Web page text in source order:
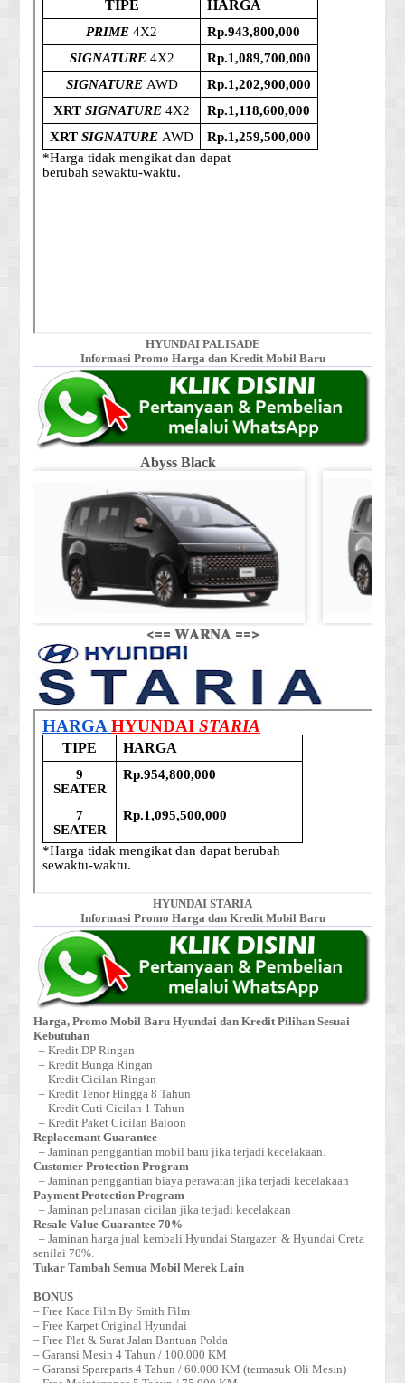
HYUNDAI PALISADE
Informasi Promo Harga dan Kredit Mobil Baru
Abyss Black
<== 𝐖𝐀𝐑𝐍𝐀 ==>
HYUNDAI STARIA
Informasi Promo Harga dan Kredit Mobil Baru
Harga, Promo Mobil Baru Hyundai dan Kredit Pilihan Sesuai
Kebutuhan
– Kredit DP Ringan
– Kredit Bunga Ringan
– Kredit Cicilan Ringan
– Kredit Tenor Hingga 8 Tahun
– Kredit Cuti Cicilan 1 Tahun
– Kredit Paket Cicilan Baloon
Replacemant Guarantee
– Jaminan penggantian mobil baru jika terjadi kecelakaan.
Customer Protection Program
– Jaminan penggantian biaya perawatan jika terjadi kecelakaan
Payment Protection Program
– Jaminan pelunasan cicilan jika terjadi kecelakaan
Resale Value Guarantee 70%
– Jaminan harga jual kembali Hyundai Stargazer & Hyundai Creta
senilai 70%.
Tukar Tambah Semua Mobil Merek Lain
BONUS
– Free Kaca Film By Smith Film
– Free Karpet Original Hyundai
– Free Plat & Surat Jalan Bantuan Polda
– Garansi Mesin 4 Tahun / 100.000 KM
– Garansi Spareparts 4 Tahun / 60.000 KM (termasuk Oli Mesin)